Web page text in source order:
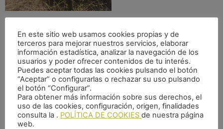
En este sitio web usamos cookies propias y de
terceros para mejorar nuestros servicios, elaborar
información estadística, analizar la navegación de los
usuarios y poder ofrecer contenidos de tu interés.
Puedes aceptar todas las cookies pulsando el botón
“Aceptar” o configurarlas o rechazar su uso pulsando
el botón “Configurar”.
Para obtener más información sobre sus derechos, el
uso de las cookies, configuración, origen, finalidades
consulta la . POLÍTICA DE COOKIES de nuestra página
web.